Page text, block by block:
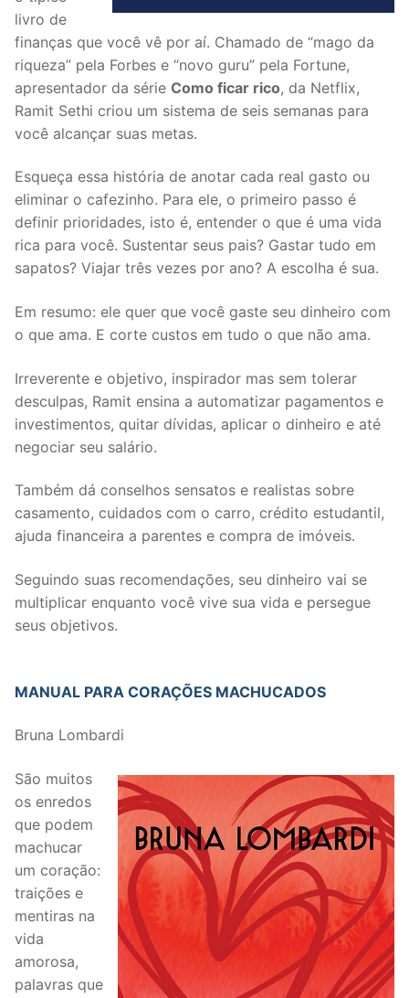
livro de
finanças que você vê por aí. Chamado de “mago da
riqueza” pela Forbes e “novo guru” pela Fortune,
apresentador da série Como ficar rico, da Netflix,
Ramit Sethi criou um sistema de seis semanas para
você alcançar suas metas.
Esqueça essa história de anotar cada real gasto ou
eliminar o cafezinho. Para ele, o primeiro passo é
definir prioridades, isto é, entender o que é uma vida
rica para você. Sustentar seus pais? Gastar tudo em
sapatos? Viajar três vezes por ano? A escolha é sua.
Em resumo: ele quer que você gaste seu dinheiro com
o que ama. E corte custos em tudo o que não ama.
Irreverente e objetivo, inspirador mas sem tolerar
desculpas, Ramit ensina a automatizar pagamentos e
investimentos, quitar dívidas, aplicar o dinheiro e até
negociar seu salário.
Também dá conselhos sensatos e realistas sobre
casamento, cuidados com o carro, crédito estudantil,
ajuda financeira a parentes e compra de imóveis.
Seguindo suas recomendações, seu dinheiro vai se
multiplicar enquanto você vive sua vida e persegue
seus objetivos.
MANUAL PARA CORAÇÕES MACHUCADOS
Bruna Lombardi
São muitos
os enredos
que podem
machucar
um coração:
traições e
mentiras na
vida
amorosa,
palavras que